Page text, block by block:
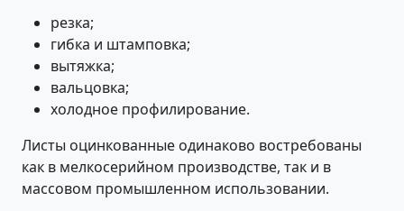
резка;
гибка и штамповка;
вытяжка;
вальцовка;
холодное профилирование.
Листы оцинкованные одинаково востребованы
как в мелкосерийном производстве, так и в
массовом промышленном использовании.